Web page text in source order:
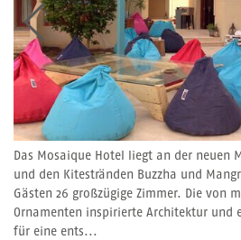
Das Mosaique Hotel liegt an der neuen
und den Kitestränden Buzzha und
Gästen 26 großzügige Zimmer. Die von
Ornamenten inspirierte Architektur und
für eine ents...